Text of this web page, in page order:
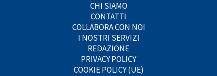
CHI SIAMO
CONTATTI
COLLABORA CON NOI
I NOSTRI SERVIZI
REDAZIONE
PRIVACY POLICY
COOKIE POLICY (UE)